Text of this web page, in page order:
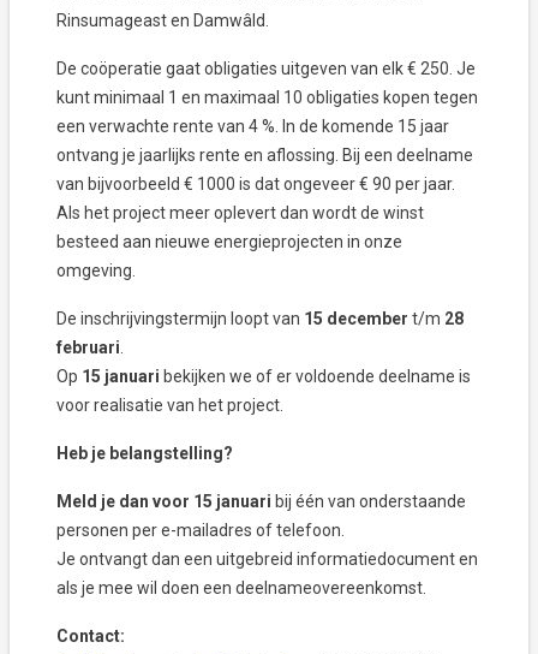
Rinsumageast en Damwâld.
De coöperatie gaat obligaties uitgeven van elk € 250. Je
kunt minimaal 1 en maximaal 10 obligaties kopen tegen
een verwachte rente van 4 %. In de komende 15 jaar
ontvang je jaarlijks rente en aflossing. Bij een deelname
van bijvoorbeeld € 1000 is dat ongeveer € 90 per jaar.
Als het project meer oplevert dan wordt de winst
besteed aan nieuwe energieprojecten in onze
omgeving.
De inschrijvingstermijn loopt van 15 december t/m 28
februari.
Op 15 januari bekijken we of er voldoende deelname is
voor realisatie van het project.
Heb je belangstelling?
M eld je dan voor 15 januari bij één van onderstaande
personen per e-mailadres of telefoon.
Je ontvangt dan een uitgebreid informatiedocument en
als je mee wil doen een deelnameovereenkomst.
Contact: